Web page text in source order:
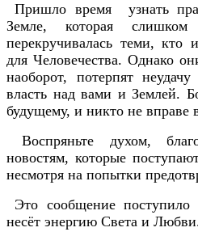
Пришло время узнать
Земле, которая
перекручивалась теми, кто
для Человечества. Однако
наоборот, потерпят
власть над вами и Землей.
будущему, и никто не вправе
Воспряньте духом,
новостям, которые
несмотря на попытки
Это сообщение
несёт энергию Света и